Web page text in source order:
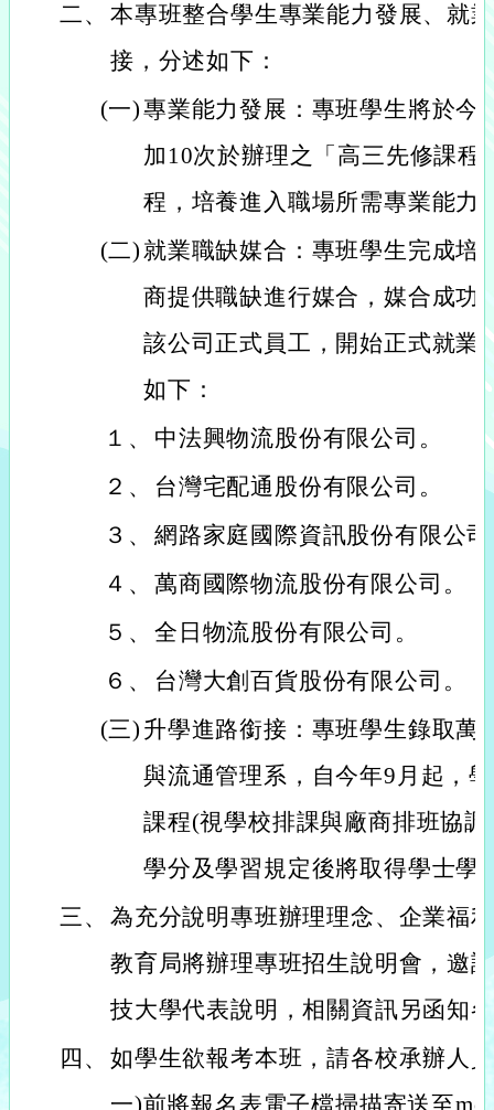
二、 本專班整合學生專業能力發展、就
接，分述如下：
(一)專業能力發展：專班學生將於今
加10次於辦理之「高三先修課程
程，培養進入職場所需專業能力
(二)就業職缺媒合：專班學生完成培
商提供職缺進行媒合，媒合成功
該公司正式員工，開始正式就業
如下：
１、
中法興物流股份有限公司。
２、
台灣宅配通股份有限公司。
３、 網路家庭國際資訊股份有限公
４、 萬商國際物流股份有限公司。
５、 全日物流股份有限公司。
６、
台灣大創百貨股份有限公司。
(三) 升學進路銜接：專班學生錄取萬
與流通管理系，自今年9月起，
課程(視學校排課與廠商排班協
學分及學習規定後將取得學士學
三、 為充分說明專班辦理理念、企業福
教育局將辦理專班招生說明會，邀
技大學代表說明，相關資訊另函知
四、 如學生欲報考本班，請各校承辦人
一)前將報名表電子檔掃描寄送至